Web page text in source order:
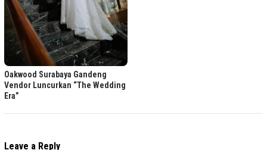
Oakwood Surabaya Gandeng
Vendor Luncurkan “The Wedding
Era”
Leave a Reply